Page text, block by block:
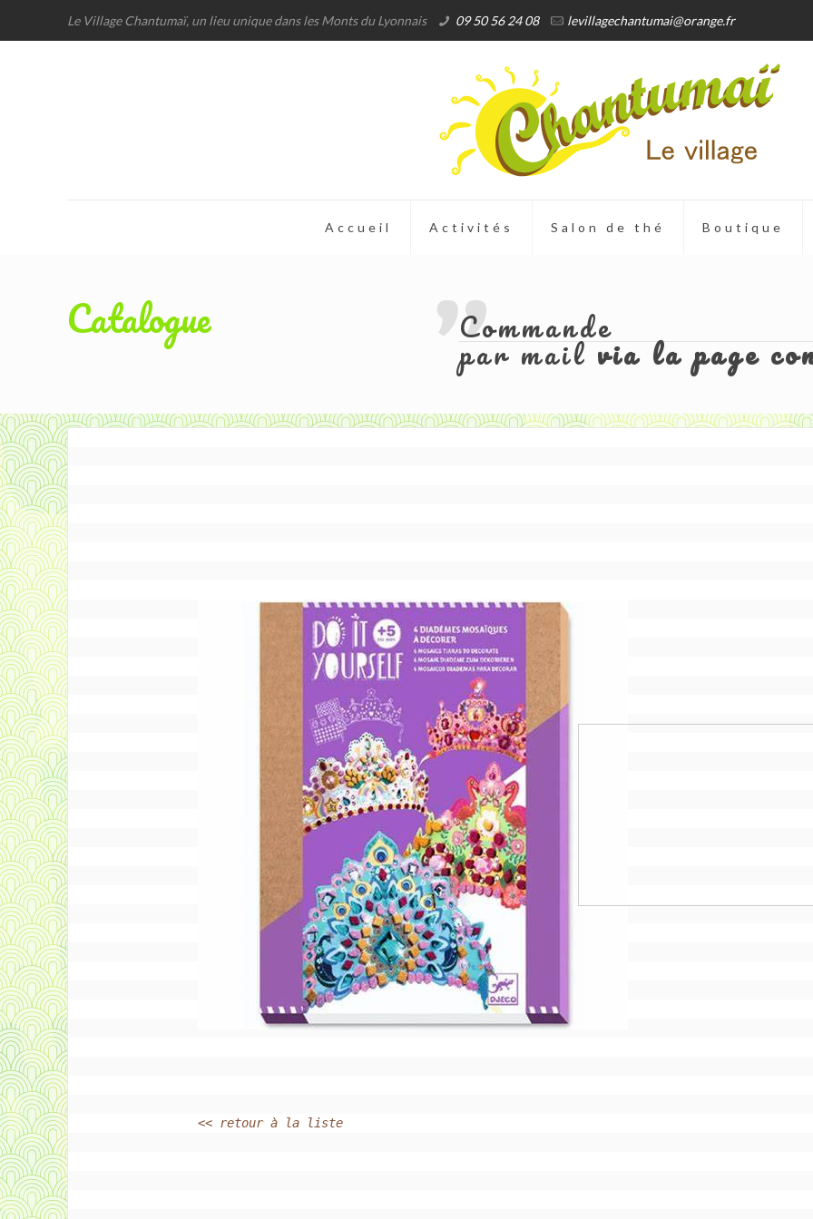
Le Village Chantumaï, un lieu unique dans les Monts du Lyonnais 09 50 56 24 08 levillagechantumai@orange.fr
Accueil Activités Salon de thé Boutique
Catalogue Commande
par mailvia la page
<< retour à la liste